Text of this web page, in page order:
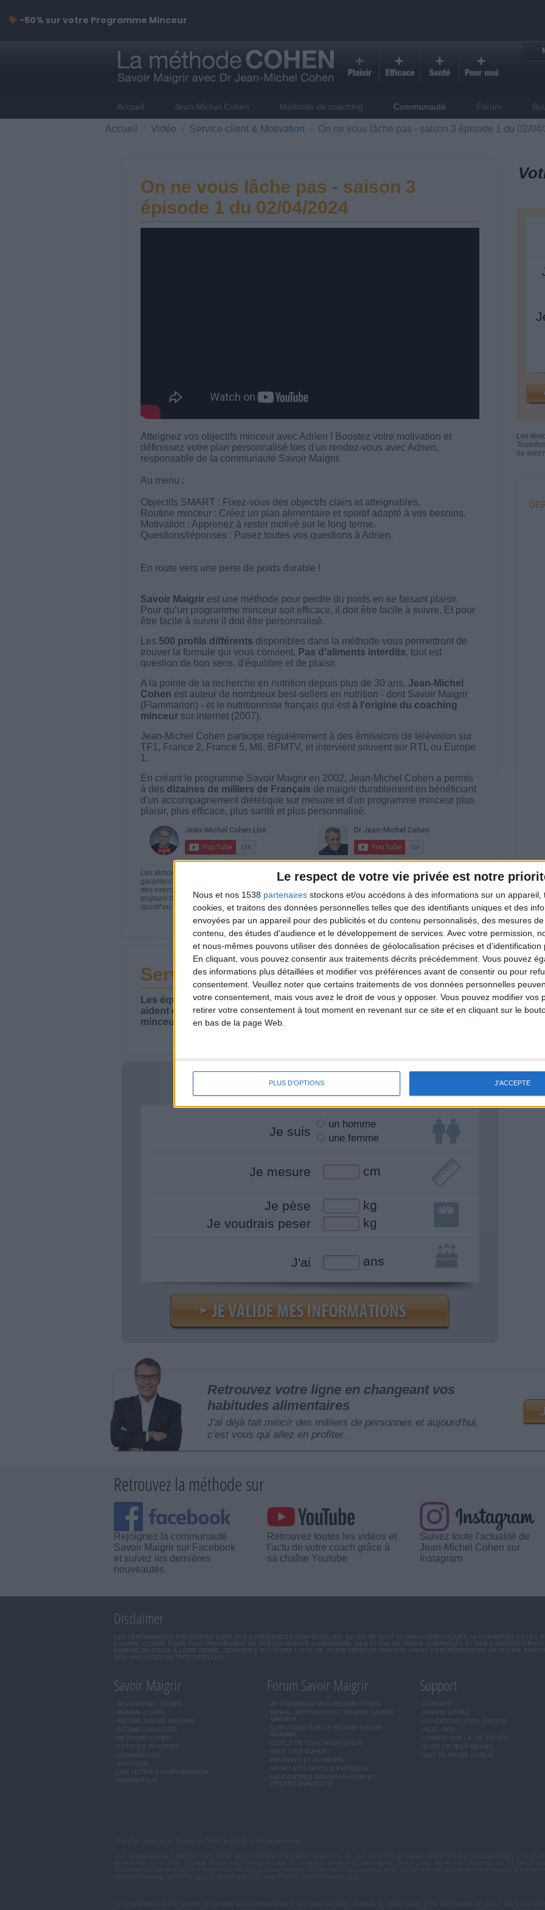
Le respect de votre vie privée est notre
Nous et nos 1538 partenaires stockons et/ou accédons à des informations sur un appareil,
cookies, et traitons des données personnelles telles que des identifiants uniques et des
envoyées par un appareil pour des publicités et du contenu personnalisés, des mesures
contenu, des études d'audience et le développement de services. Avec votre permission,
et nous-mêmes pouvons utiliser des données de géolocalisation précises et d’identification
En cliquant, vous pouvez consentir aux traitements décrits précédemment. Vous pouvez
des informations plus détaillées et modifier vos préférences avant de consentir ou pour
consentement. Veuillez noter que certains traitements de vos données personnelles
votre consentement, mais vous avez le droit de vous y opposer. Vous pouvez modifier vos
retirer votre consentement à tout moment en revenant sur ce site et en cliquant sur le
en bas de la page Web.
PLUS D'OPTIONS J'ACCEPTE
Accueil Jean-Michel Cohen Méthode de coaching Communauté Forum
Accueil Vidéo Service-client & Motivation On ne vous lâche pas - saison 3 épisode 1 du 02/
On ne vous lâche pas - saison 3
épisode 1 du 02/04/2024
Atteignez vos objectifs minceur avec Adrien ! Boostez votre motivation et
définissez votre plan personnalisé lors d'un rendez-vous avec Adrien,
responsable de la communauté Savoir Maigrir.
Au menu :
Objectifs SMART : Fixez-vous des objectifs clairs et atteignables.
Routine minceur : Créez un plan alimentaire et sportif adapté à vos besoins.
Motivation : Apprenez à rester motivé sur le long terme.
Questions/réponses : Posez toutes vos questions à Adrien.
En route vers une perte de poids durable !
Savoir Maigrirest une méthode pour perdre du poids en se faisant plaisir.
Pour qu’un programme minceur soit efficace, il doit être facile à suivre. Et pour
être facile à suivre il doit être personnalisé.
Les 500 profils différents disponibles dans la méthode vous permettront de
trouver la formule qui vous convient. Pas d'aliments interdits, tout est
question de bon sens, d'équilibre et de plaisir.
A la pointe de la recherche en nutrition depuis plus de 30 ans, Jean-Michel
Cohen est auteur de nombreux best-sellers en nutrition - dont Savoir Maigrir
(Flammarion) - et le nutritionniste français qui est à l'origine du coaching
minceursur internet (2007).
Jean-Michel Cohen participe régulièrement à des émissions de télévision sur
TF1, France 2, France 5, M6, BFMTV, et intervient souvent sur RTL ou Europe
1.
En créant le programme Savoir Maigrir en 2002, Jean-Michel Cohen a permis
à des dizaines de milliers de Français de maigrir durablement en bénéficiant
d'un accompagnement diététique sur mesure et d'un programme minceur plus
plaisir, plus efficace, plus santé et plus personnalisé.
Les témoignages présentés sont des expériences individuelles qui ne sont ni caractéristiques, ni
garanties. Comme pour tout programme de rééquilibrage alimentaire, des plans de repas contrôlés et
des exercices physiques réguliers sont nécessaires pour perdre du poids à long terme. Demandez
toujours l'avis de votre médecin traitant avant d'entreprendre un régime amincissant, un programme
sportif ou de modifier vos habitudes nutritionnelles.
Service-client & Motivation Voir tout
Les équipes du Service-client et de la Communauté Savoir Maigrir vous
aident chaque semaine à vous rapprocher sereinement de votre objectif
minceur.
Votre bilan minceur
Je suis
un homme
une femme
Je mesure cm
Je pèse
kg
Je voudrais peser
kg
J'ai ans
Les
ne sont
Retrouvez votre ligne en changeant vos
habitudes alimentaires
J'ai déjà fait mincir des milliers de personnes et aujourd'hui,
c'est vous qui allez en profiter.
Retrouvez la méthode sur
Rejoignez la communauté
Savoir Maigrir sur Facebook
et suivez les dernières
nouveautés
Retrouvez toutes les vidéos et
l'actu de votre coach grâce à
sa chaîne Youtube
Suivez toute l'actualité de
Jean-Michel Cohen sur
Instagram
Disclaimer
LES TÉMOIGNAGES PRÉSENTÉS SONT DES EXPÉRIENCES INDIVIDUELLES. ELLES NE SONT NI CARACTÉRISTIQUES, NI GARANTIES ET LES
L'AUTRE. COMME POUR TOUT PROGRAMME DE RÉÉQUILIBRAGE ALIMENTAIRE, DES PLANS DE REPAS CONTRÔLÉS ET DES EXERCICES
PERDRE DU POIDS À LONG TERME. DEMANDEZ TOUJOURS L'AVIS DE VOTRE MÉDECIN TRAITANT AVANT D'ENTREPRENDRE UN RÉGIME
VOS HABITUDES NUTRITIONNELLES.
Savoir Maigrir
JEAN-MICHEL COHEN
RÉGIME COHEN
RÉGIME SAVOIR MAIGRIR
RÉGIME UNIVERSEL
MÉTHODE COHEN
ASTUCES JM COHEN
COMMUNAUTÉ
BOUTIQUE
LES LETTRES D'INFORMATION
INSCRIPTION
Forum Savoir Maigrir
JE COMMENCE MON RÉGIME COHEN
MORAL, MOTIVATION ET RÉGIME SAVOIR
MAIGRIR
QUESTIONS SUR LE RÉGIME SAVOIR
MAIGRIR
OUTILS DE COACHING COHEN
RECETTES COHEN
PRODUITS ET ALIMENTS
SPORT ET EXERCICE PHYSIQUE
RENCONTRES SAVOIR MAIGRIR ET
PETITES ANNONCES
Support
CONTACT
RAPPELEZ-MOI
CONDITIONS D'UTILISATION
AIDE - FAQ
CHARTE SUR LA VIE PRIVÉE
BLOG DE JEAN MICHEL
MOT DE PASSE OUBLIÉ
-50% sur votre Programme Minceur